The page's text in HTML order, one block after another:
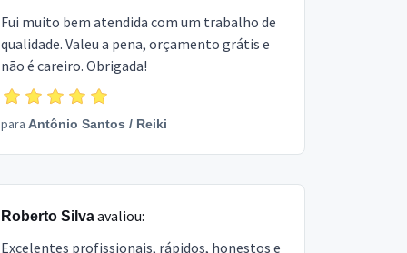
Fui muito bem atendida com um trabalho de
qualidade. Valeu a pena, orçamento grátis e
não é careiro. Obrigada!
para Antônio Santos / Reiki
Roberto Silvaavaliou:
Excelentes profissionais, rápidos, honestos e